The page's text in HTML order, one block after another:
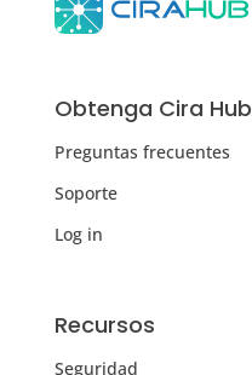
Obtenga Cira Hub
Preguntas frecuentes
Soporte
Log in
Recursos
Seguridad